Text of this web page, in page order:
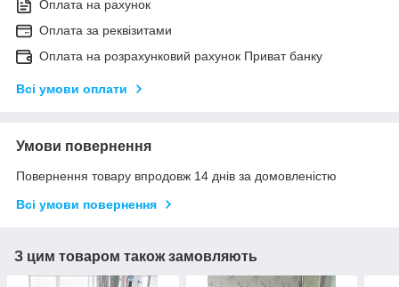
Оплата на рахунок
Оплата за реквізитами
Оплата на розрахунковий рахунок Приват банку
Всі умови оплати
Умови повернення
Повернення товару впродовж 14 днів за домовленістю
Всі умови повернення
З цим товаром також замовляють